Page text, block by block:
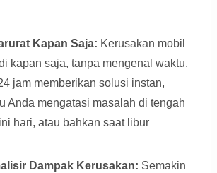
Kapan Saja: Kerusakan mobil
kapan saja, tanpa mengenal waktu.
jam memberikan solusi instan,
Anda mengatasi masalah di tengah
hari, atau bahkan saat libur
Dampak Kerusakan: Semakin